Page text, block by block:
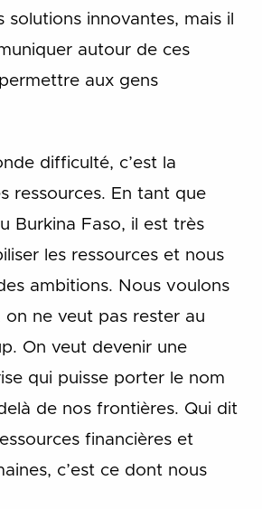
solutions innovantes, mais il
autour de ces
aux gens
difficulté, c’est la
ressources. En tant que
Burkina Faso, il est très
les ressources et nous
ambitions. Nous voulons
on ne veut pas rester au
On veut devenir une
qui puisse porter le nom
de nos frontières. Qui dit
financières et
c’est ce dont nous